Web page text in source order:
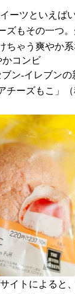
ーツといえば
ズもその一つ
ちゃう爽やか系
かコンビ
ン-イレブン
チーズもこ」（
イトによると